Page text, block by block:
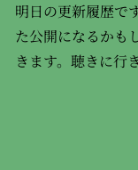
明日の更新履歴で
た公開になるかも
きます。聴きに行